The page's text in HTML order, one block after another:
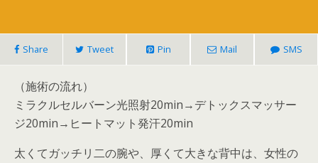
Share Tweet Pin Mail SMS
（施術の流れ）
ミラクルセルバーン光照射20min→デトックスマッサー
ジ20min→ヒートマット発汗20min
太くてガッチリ二の腕や、厚くて大きな背中は、女性の